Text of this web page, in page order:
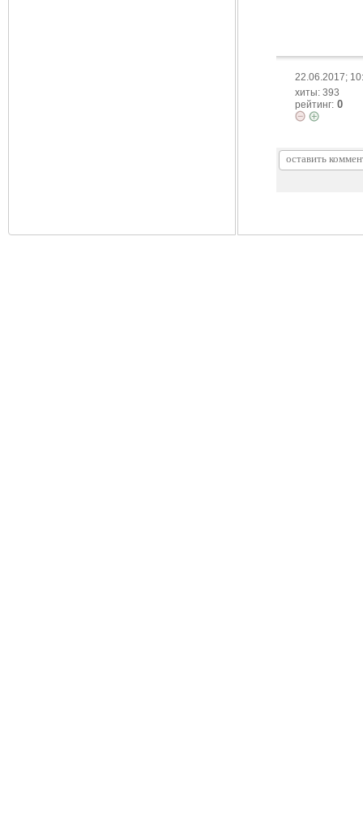
22.06.2017;
хиты: 393
рейтинг: 0